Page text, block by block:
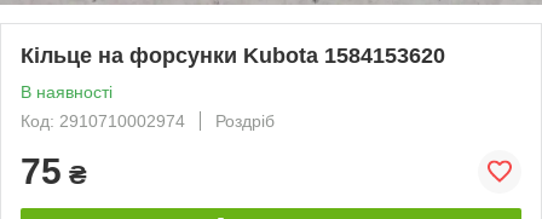
Кільце на форсунки Kubota 1584153620
В наявності
Код: 2910710002974
Роздріб
75 ₴